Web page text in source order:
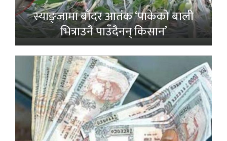
स्याङ्जामा बाँदर आतंक ‘पाकेको बाली
भित्राउनै पाउँदैनन् किसान’